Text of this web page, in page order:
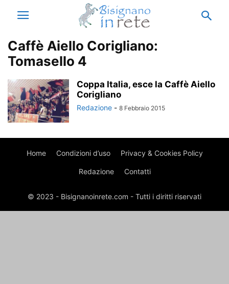
Caffè Aiello Corigliano:
Tomasello 4
Coppa Italia, esce la Caffè Aiello
Corigliano
Redazione - 8 Febbraio 2015
Home Condizioni d’uso Privacy & Cookies Policy
Redazione Contatti
© 2023 - Bisignanoinrete.com - Tutti i diritti riservati